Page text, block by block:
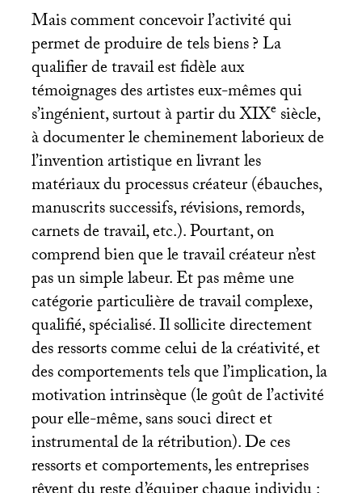
Mais comment concevoir l’activité qui
permet de produire de tels biens? La
qualifier de travail est fidèle aux
témoignages des artistes eux-mêmes qui
s’ingénient, surtout à partir duXIXesiècle,
à documenter le cheminement laborieux de
l’invention artistique en livrant les
matériaux du processus créateur (ébauches,
manuscrits successifs, révisions, remords,
carnets de travail, etc.). Pourtant, on
comprend bien que le travail créateur n’est
pas un simple labeur. Et pas même une
catégorie particulière de travail complexe,
qualifié, spécialisé. Il sollicite directement
des ressorts comme celui de la créativité, et
des comportements tels que l’implication, la
motivation intrinsèque (le goût de l’activité
pour elle-même, sans souci direct et
instrumental de la rétribution). De ces
ressorts et comportements, les entreprises